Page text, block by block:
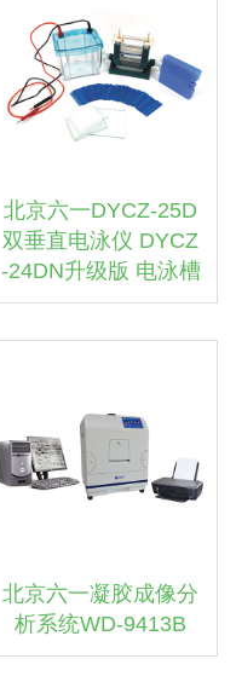
北京六一DYCZ-25D
双垂直电泳仪 DYCZ
-24DN升级版 电泳槽
北京六一凝胶成像分
析系统WD-9413B